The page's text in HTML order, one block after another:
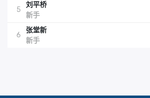
5
刘平桥
新手
6
张堂新
新手